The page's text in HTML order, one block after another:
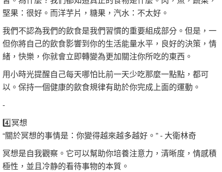
堅果：很好。而洋芋片，糖果，汽水：不太好。
我們不認為我們的飲食是我們習慣的重要組成部分。但是，一
但你將自己的飲食影響到你的生活能量水平，良好的決策，情
緒，快樂，你就會立即轉變為更加關注你所吃的東西。
用小時光提醒自己每天哪怕比前一天少吃那麼一點點，都可
以。保持一個健康的飲食規律有助於你完成上面的運動。
-
4️⃣冥想
“關於冥想的事情是：你變得越來越多越好。” - 大衛林奇
冥想是自我觀察。它可以幫助你培養注意力，清晰度，情感積
極性，並且冷静的看待事物的本質。